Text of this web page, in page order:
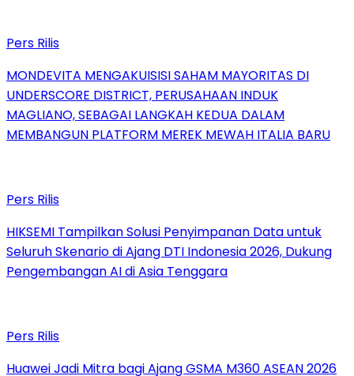
Pers Rilis
MONDEVITA MENGAKUISISI SAHAM MAYORITAS DI
UNDERSCORE DISTRICT, PERUSAHAAN INDUK
MAGLIANO, SEBAGAI LANGKAH KEDUA DALAM
MEMBANGUN PLATFORM MEREK MEWAH ITALIA BARU
Pers Rilis
HIKSEMI Tampilkan Solusi Penyimpanan Data untuk
Seluruh Skenario di Ajang DTI Indonesia 2026, Dukung
Pengembangan AI di Asia Tenggara
Pers Rilis
Huawei Jadi Mitra bagi Ajang GSMA M360 ASEAN 2026